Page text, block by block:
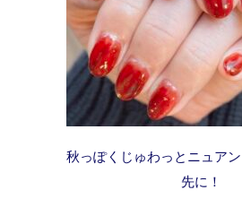
秋っぽくじゅわっとニュア
先に！